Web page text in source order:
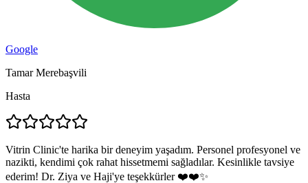
Google
Tamar Merebaşvili
Hasta
Vitrin Clinic'te harika bir deneyim yaşadım. Personel profesyonel ve
nazikti, kendimi çok rahat hissetmemi sağladılar. Kesinlikle tavsiye
ederim! Dr. Ziya ve Haji'ye teşekkürler ❤️❤️✨